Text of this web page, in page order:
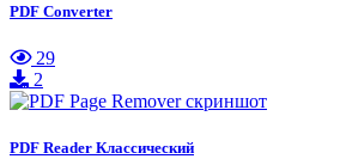
PDF Converter
29
2
PDF Reader Классический